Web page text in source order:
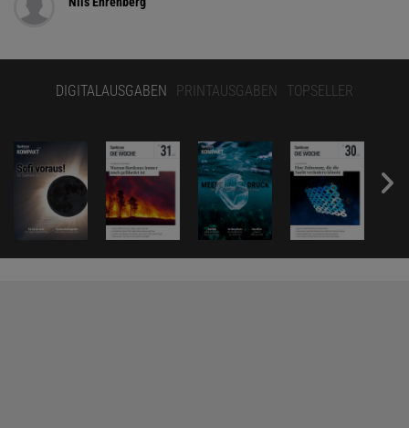
DIGITALAUSGABEN PRINTAUSGABEN TOPSELLER